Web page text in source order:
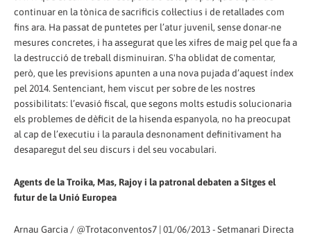
continuar en la tònica de sacrificis col·lectius i de retallades com
fins ara. Ha passat de puntetes per l’atur juvenil, sense donar-ne
mesures concretes, i ha assegurat que les xifres de maig pel que fa a
la destrucció de treball disminuiran. S'ha oblidat de comentar,
però, que les previsions apunten a una nova pujada d’aquest índex
pel 2014. Sentenciant, hem viscut per sobre de les nostres
possibilitats: l’evasió fiscal, que segons molts estudis solucionaria
els problemes de dèficit de la hisenda espanyola, no ha preocupat
al cap de l’executiu i la paraula desnonament definitivament ha
desaparegut del seu discurs i del seu vocabulari.
Agents de la Troika, Mas, Rajoy i la patronal debaten a Sitges el
futur de la Unió Europea
Arnau Garcia / @Trotaconventos7 | 01/06/2013 - Setmanari Directa